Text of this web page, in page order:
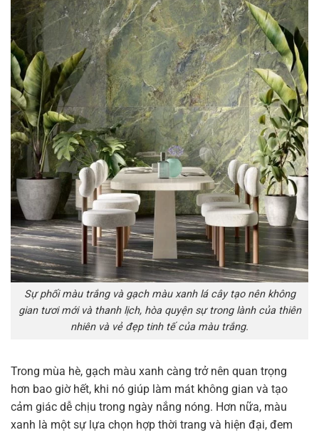
Sự phối màu trắng và gạch màu xanh lá cây tạo nên không
gian tươi mới và thanh lịch, hòa quyện sự trong lành của thiên
nhiên và vẻ đẹp tinh tế của màu trắng.
Trong mùa hè, gạch màu xanh càng trở nên quan trọng
hơn bao giờ hết, khi nó giúp làm mát không gian và tạo
cảm giác dễ chịu trong ngày nắng nóng. Hơn nữa, màu
xanh là một sự lựa chọn hợp thời trang và hiện đại, đem